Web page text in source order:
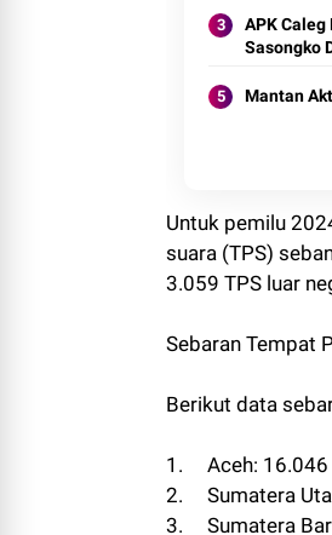
APK Caleg
Sasongko
Mantan
Untuk pemilu
suara (TPS)
3.059 TPS luar
Sebaran Tempat
Berikut data
1. Aceh: 16.046
2. Sumatera
3. Sumatera